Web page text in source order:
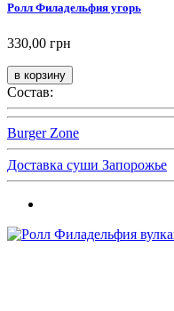
Ролл Филадельфия угорь
330,00 грн
Состав:
Burger Zone
Доставка суши Запорожье